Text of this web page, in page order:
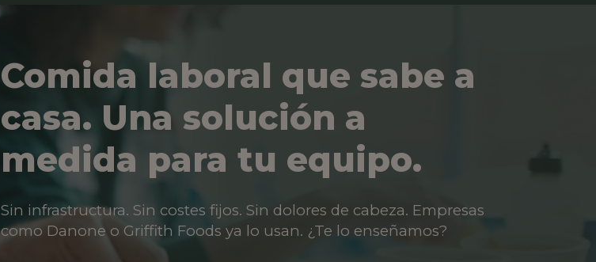
Comida laboral que sabe a
casa. Una solución a
medida para tu equipo.
Sin infrastructura. Sin costes fijos. Sin dolores de cabeza. Empresas
como Danone o Griffith Foods ya lo usan. ¿Te lo enseñamos?